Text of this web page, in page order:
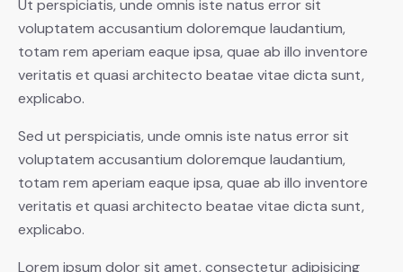
Ut perspiciatis, unde omnis iste natus error sit
voluptatem accusantium doloremque laudantium,
totam rem aperiam eaque ipsa, quae ab illo inventore
veritatis et quasi architecto beatae vitae dicta sunt,
explicabo.
Sed ut perspiciatis, unde omnis iste natus error sit
voluptatem accusantium doloremque laudantium,
totam rem aperiam eaque ipsa, quae ab illo inventore
veritatis et quasi architecto beatae vitae dicta sunt,
explicabo.
Lorem ipsum dolor sit amet, consectetur adipisicing